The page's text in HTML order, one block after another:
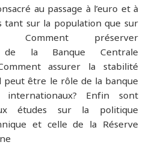
au passage à l’euro et à
tant sur la population que sur
Comment préserver
de la Banque Centrale
assurer la stabilité
être le rôle de la banque
internationaux? Enfin sont
études sur la politique
et celle de la Réserve